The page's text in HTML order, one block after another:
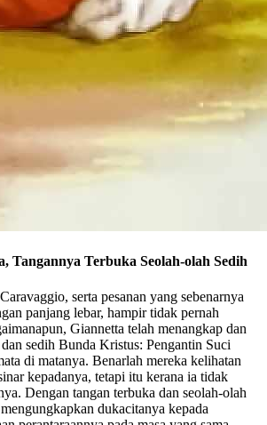
Tangannya Terbuka Seolah-olah Sedih
serta pesanan yang sebenarnya
panjang lebar, hampir tidak pernah
Giannetta telah menangkap dan
sedih Bunda Kristus: Pengantin Suci
di matanya. Benarlah mereka kelihatan
kepadanya, tetapi itu kerana ia tidak
Dengan tangan terbuka dan seolah-olah
dukacitanya kepada